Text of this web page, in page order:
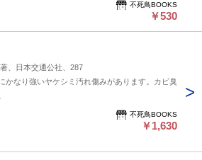
不死鳥BOOKS
￥530
、日本交通公社、287
かなり強いヤケシミ汚れ傷みがあります。カビ臭
不死鳥BOOKS
￥1,630